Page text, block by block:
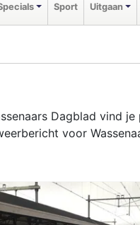
Sport Uitgaan
Dagblad vind
voor
en het